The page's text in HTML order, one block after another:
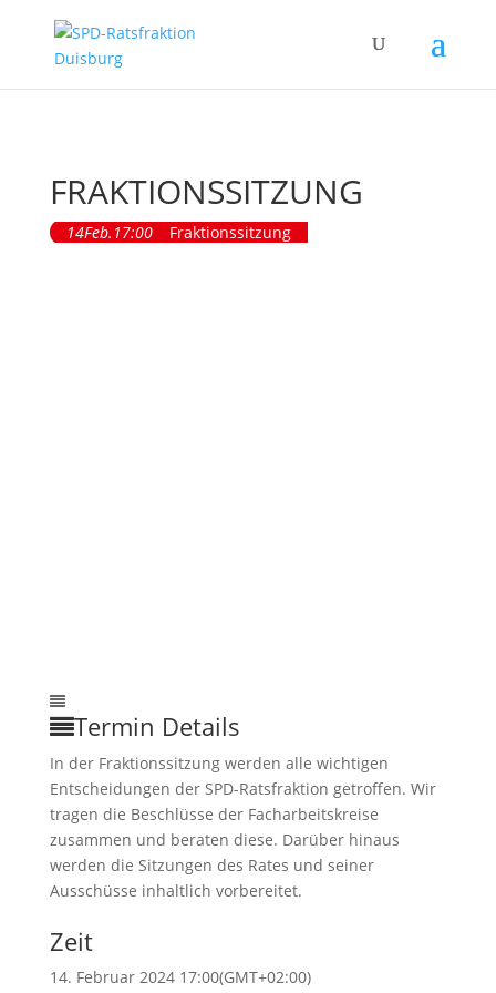
FRAKTIONSSITZUNG
14Feb. 17:00 Fraktionssitzung
Termin Details
In der Fraktionssitzung werden alle wichtigen
Entscheidungen der SPD-Ratsfraktion getroffen. Wir
tragen die Beschlüsse der Facharbeitskreise
zusammen und beraten diese. Darüber hinaus
werden die Sitzungen des Rates und seiner
Ausschüsse inhaltlich vorbereitet.
Zeit
14. Februar 2024 17:00(GMT+02:00)